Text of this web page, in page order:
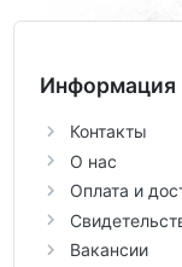
Информация
Контакты
О нас
Оплата и
Вакансии